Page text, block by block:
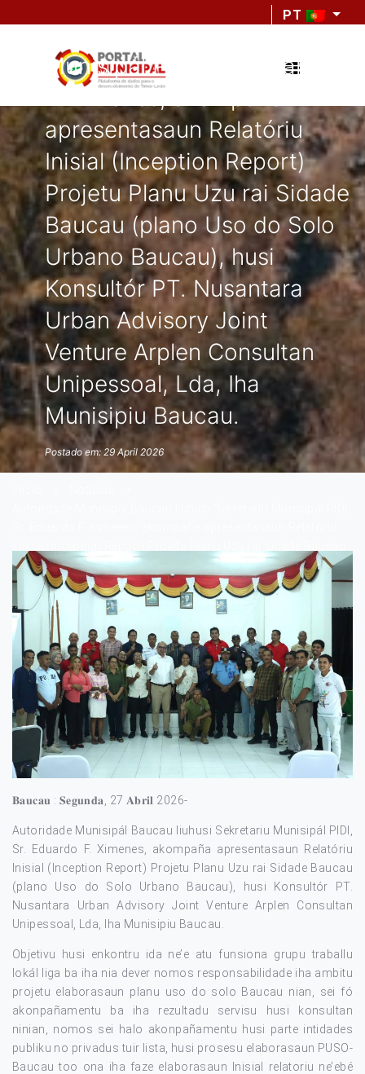
PT
Munisipál PIDI, Sr. Eduardo
apresentasaun Relatóriu
Inisial (Inception Report)
Projetu Planu Uzu rai Sidade
Baucau (plano Uso do Solo
Urbano Baucau), husi
Konsultór PT. Nusantara
Urban Advisory Joint
Venture Arplen Consultan
Unipessoal, Lda, Iha
Munisipiu Baucau.
Postado em: 29 April 2026
(plano Uso do Solo Urbano Baucau), husi Konsultór PT.
Nusantara Urban Advisory Joint Venture Arplen Consultan
Unipessoal, Lda, Iha Munisipiu Baucau.
𝐁𝐚𝐮𝐜𝐚𝐮 : 𝐒𝐞𝐠𝐮𝐧𝐝𝐚, 27 𝐀𝐛𝐫𝐢𝐥 2026-
Autoridade Munisipál Baucau liuhusi Sekretariu Munisipál PIDI,
Sr. Eduardo F. Ximenes, akompaña apresentasaun Relatóriu
Inisial (Inception Report) Projetu Planu Uzu rai Sidade Baucau
(plano Uso do Solo Urbano Baucau), husi Konsultór PT.
Nusantara Urban Advisory Joint Venture Arplen Consultan
Unipessoal, Lda, Iha Munisipiu Baucau.
Objetivu husi enkontru ida ne’e atu funsiona grupu traballu
lokál liga ba iha nia dever nomos responsabilidade iha ambitu
projetu elaborasaun planu uso do solo Baucau nian, sei fó
akonpañamentu ba iha rezultadu servisu husi konsultan
ninian, nomos sei halo akonpañamentu husi parte intidades
publiku no privadus tuir lista, husi prosesu elaborasaun PUSO-
Baucau too ona iha faze elaborasaun Inisial relatoriu ne’ebé